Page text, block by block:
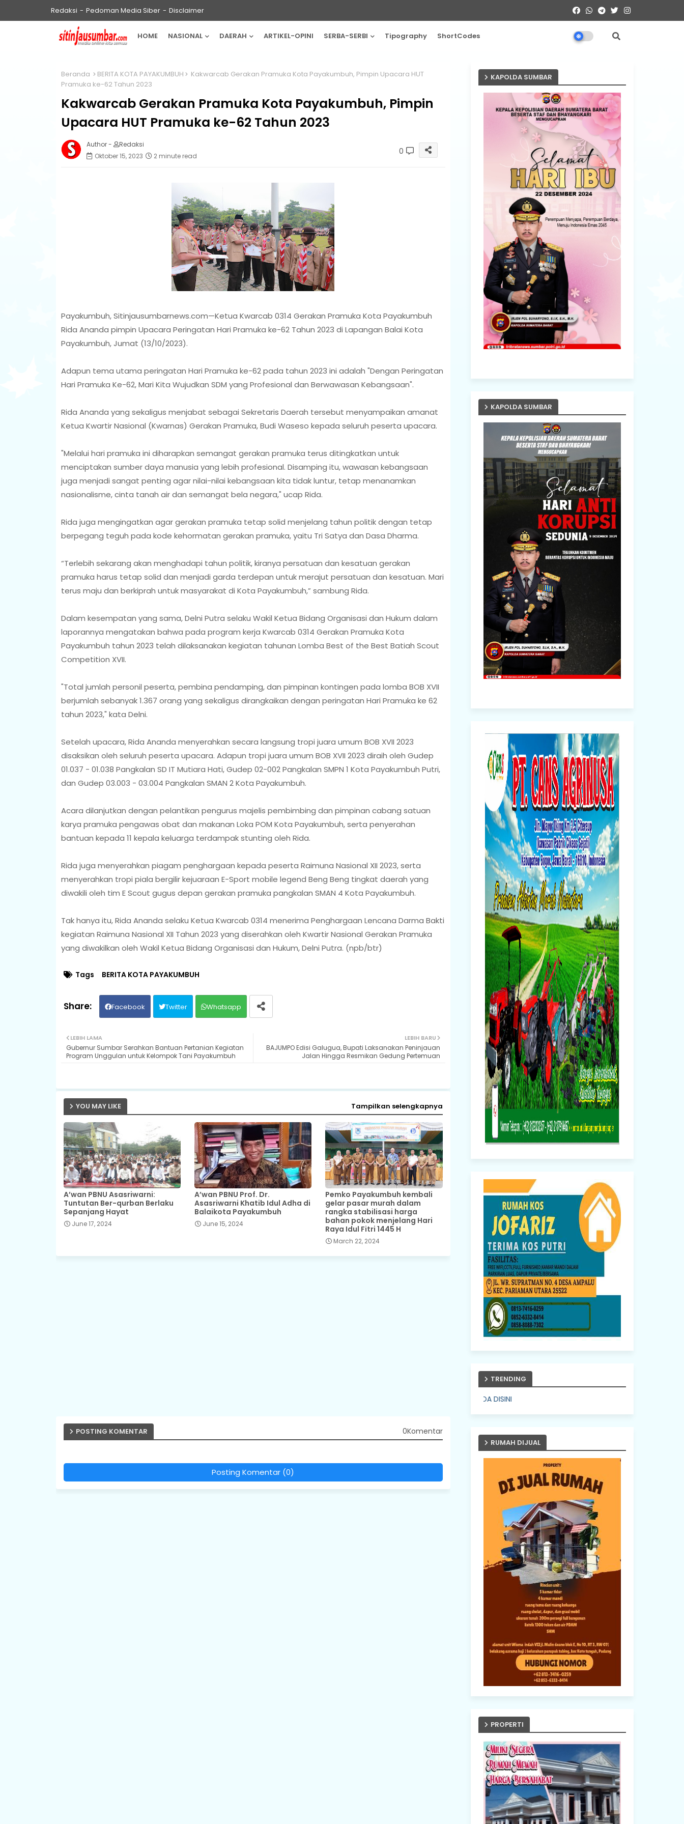
Redaksi Pedoman Media Siber Disclaimer
HOME NASIONAL DAERAH ARTIKEL-OPINI SERBA-SERBI Tipography ShortCodes
Beranda BERITA KOTA PAYAKUMBUH
Kakwarcab Gerakan Pramuka Kota Payakumbuh, Pimpin Upacara HUT
Pramuka ke-62 Tahun 2023
Kakwarcab Gerakan Pramuka Kota Payakumbuh, Pimpin
Upacara HUT Pramuka ke-62 Tahun 2023
Author -
Redaksi
Oktober 15, 2023
2 minute read 0
Payakumbuh, Sitinjausumbarnews.com—Ketua Kwarcab 0314 Gerakan Pramuka Kota Payakumbuh
Rida Ananda pimpin Upacara Peringatan Hari Pramuka ke-62 Tahun 2023 di Lapangan Balai Kota
Payakumbuh, Jumat (13/10/2023).
Adapun tema utama peringatan Hari Pramuka ke-62 pada tahun 2023 ini adalah "Dengan Peringatan
Hari Pramuka Ke-62, Mari Kita Wujudkan SDM yang Profesional dan Berwawasan Kebangsaan".
Rida Ananda yang sekaligus menjabat sebagai Sekretaris Daerah tersebut menyampaikan amanat
Ketua Kwartir Nasional (Kwarnas) Gerakan Pramuka, Budi Waseso kepada seluruh peserta upacara.
"Melalui hari pramuka ini diharapkan semangat gerakan pramuka terus ditingkatkan untuk
menciptakan sumber daya manusia yang lebih profesional. Disamping itu, wawasan kebangsaan
juga menjadi sangat penting agar nilai-nilai kebangsaan kita tidak luntur, tetap menanamkan
nasionalisme, cinta tanah air dan semangat bela negara," ucap Rida.
Rida juga mengingatkan agar gerakan pramuka tetap solid menjelang tahun politik dengan tetap
berpegang teguh pada kode kehormatan gerakan pramuka, yaitu Tri Satya dan Dasa Dharma.
“Terlebih sekarang akan menghadapi tahun politik, kiranya persatuan dan kesatuan gerakan
pramuka harus tetap solid dan menjadi garda terdepan untuk merajut persatuan dan kesatuan. Mari
terus maju dan berkiprah untuk masyarakat di Kota Payakumbuh,” sambung Rida.
Dalam kesempatan yang sama, Delni Putra selaku Wakil Ketua Bidang Organisasi dan Hukum dalam
laporannya mengatakan bahwa pada program kerja Kwarcab 0314 Gerakan Pramuka Kota
Payakumbuh tahun 2023 telah dilaksanakan kegiatan tahunan Lomba Best of the Best Batiah Scout
Competition XVII.
"Total jumlah personil peserta, pembina pendamping, dan pimpinan kontingen pada lomba BOB XVII
berjumlah sebanyak 1.367 orang yang sekaligus dirangkaikan dengan peringatan Hari Pramuka ke 62
tahun 2023," kata Delni.
Setelah upacara, Rida Ananda menyerahkan secara langsung tropi juara umum BOB XVII 2023
disaksikan oleh seluruh peserta upacara. Adapun tropi juara umum BOB XVII 2023 diraih oleh Gudep
01.037 - 01.038 Pangkalan SD IT Mutiara Hati, Gudep 02-002 Pangkalan SMPN 1 Kota Payakumbuh Putri,
dan Gudep 03.003 - 03.004 Pangkalan SMAN 2 Kota Payakumbuh.
Acara dilanjutkan dengan pelantikan pengurus majelis pembimbing dan pimpinan cabang satuan
karya pramuka pengawas obat dan makanan Loka POM Kota Payakumbuh, serta penyerahan
bantuan kepada 11 kepala keluarga terdampak stunting oleh Rida.
Rida juga menyerahkan piagam penghargaan kepada peserta Raimuna Nasional XII 2023, serta
menyerahkan tropi piala bergilir kejuaraan E-Sport mobile legend Beng Beng tingkat daerah yang
diwakili oleh tim E Scout gugus depan gerakan pramuka pangkalan SMAN 4 Kota Payakumbuh.
Tak hanya itu, Rida Ananda selaku Ketua Kwarcab 0314 menerima Penghargaan Lencana Darma Bakti
kegiatan Raimuna Nasional XII Tahun 2023 yang diserahkan oleh Kwartir Nasional Gerakan Pramuka
yang diwakilkan oleh Wakil Ketua Bidang Organisasi dan Hukum, Delni Putra. (npb/btr)
Tags BERITA KOTA PAYAKUMBUH
Facebook Twitter Whatsapp
LEBIH BARU
BAJUMPO Edisi Galugua, Bupati Laksanakan Peninjauan
Jalan Hingga Resmikan Gedung Pertemuan
LEBIH LAMA
Gubernur Sumbar Serahkan Bantuan Pertanian Kegiatan
Program Unggulan untuk Kelompok Tani Payakumbuh
YOU MAY LIKE Tampilkan selengkapnya
A’wan PBNU Asasriwarni:
Tuntutan Ber-qurban Berlaku
Sepanjang Hayat
June 17, 2024
A’wan PBNU Prof. Dr.
Asasriwarni Khatib Idul Adha di
Balaikota Payakumbuh
June 15, 2024
Pemko Payakumbuh kembali
gelar pasar murah dalam
rangka stabilisasi harga
bahan pokok menjelang Hari
Raya Idul Fitri 1445 H
March 22, 2024
POSTING KOMENTAR 0Komentar
Posting Komentar (0)
KAPOLDA SUMBAR
KAPOLDA SUMBAR
TRENDING
RUMAH DIJUAL
PROPERTI